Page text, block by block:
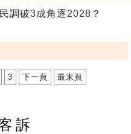
調破3成角逐2028？
3 下一頁 最末頁
訴